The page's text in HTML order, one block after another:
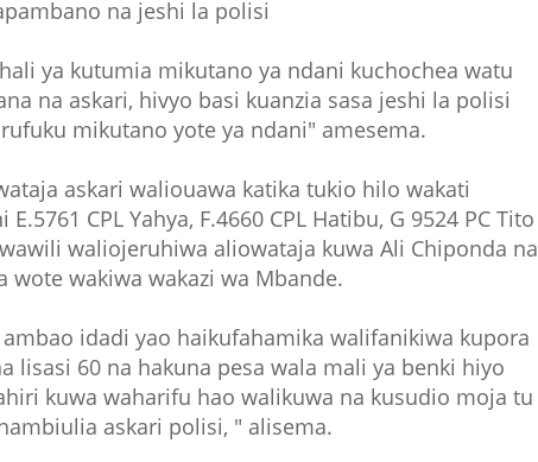
na jeshi la polisi
ya kutumia mikutano ya ndani kuchochea watu
na askari, hivyo basi kuanzia sasa jeshi la polisi
mikutano yote ya ndani" amesema.
askari waliouawa katika tukio hilo wakati
CPL Yahya, F.4660 CPL Hatibu, G 9524 PC Tito
waliojeruhiwa aliowataja kuwa Ali Chiponda na
wote wakiwa wakazi wa Mbande.
idadi yao haikufahamika walifanikiwa kupora
lisasi 60 na hakuna pesa wala mali ya benki hiyo
kuwa waharifu hao walikuwa na kusudio moja tu
askari polisi, " alisema.